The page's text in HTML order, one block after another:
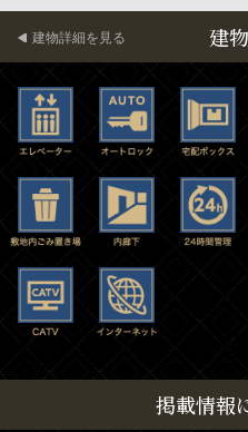
建
建物詳細を見る
掲載情報